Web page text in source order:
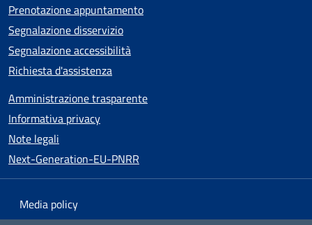
Prenotazione appuntamento
Segnalazione disservizio
Segnalazione accessibilità
Richiesta d'assistenza
Amministrazione trasparente
Informativa privacy
Note legali
Next-Generation-EU-PNRR
Media policy